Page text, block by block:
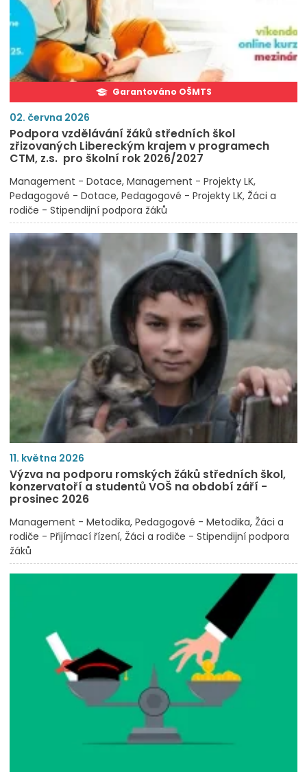
Garantováno OŠMTS
02. června 2026
Podpora vzdělávání žáků středních škol
zřizovaných Libereckým krajem v programech
CTM, z.s. pro školní rok 2026/2027
Management - Dotace Management - Projekty LK
Pedagogové - Dotace Pedagogové - Projekty LK Žáci a
rodiče - Stipendijní podpora žáků
11. května 2026
Výzva na podporu romských žáků středních škol,
konzervatoří a studentů VOŠ na období září -
prosinec 2026
Management - Metodika Pedagogové - Metodika Žáci a
rodiče - Přijímací řízení Žáci a rodiče - Stipendijní podpora
žáků